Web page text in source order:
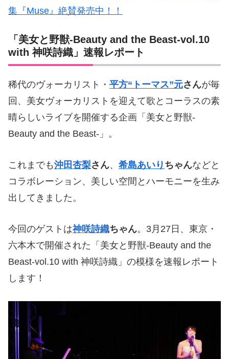
集『Muse』絶賛発売中！！
「美女と野獣-Beauty and the Beast-vol.10
with 神咲詩織」速報レポート
稀代のヴォーカリスト・ 平方“ トーマス”元さんが毎
回、美女ヴォーカリストを迎えて歌とコーラスの素
晴らしいライブを開催する企画「美女と野獣-
Beauty and the Beast-」。
これまでも沖田杏梨さん、 希島あいり ちゃんなどと
コラボレーション、美しい空間とハーモニーを生み
出してきました。
今回のゲストは神咲詩織ちゃん。3月27日、東京・
六本木で開催された「美女と野獣-Beauty and the
Beast-vol.10 with 神咲詩織」の模様を速報レポート
します！